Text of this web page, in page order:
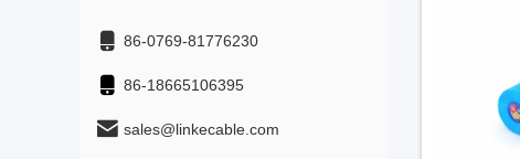
86-0769-81776230
86-18665106395
sales@linkecable.com